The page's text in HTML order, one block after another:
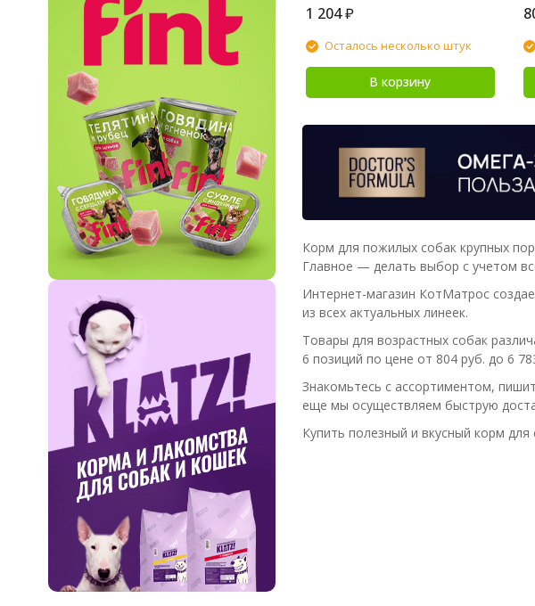
1 204 ₽
Осталось несколько штук
В корзину
Корм для пожилых собак крупных
Главное — делать выбор с учетом
Интернет-магазин КотМатрос
из всех актуальных линеек.
Товары для возрастных собак
6 позиций по цене от 804 руб. до 6
Знакомьтесь с ассортиментом,
еще мы осуществляем быструю
Купить полезный и вкусный корм